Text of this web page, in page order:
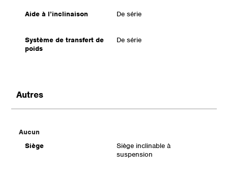
Aide à l’inclinaison De série
Système de transfert de
poids
De série
Autres
Aucun
Siège
Siège inclinable à
suspension